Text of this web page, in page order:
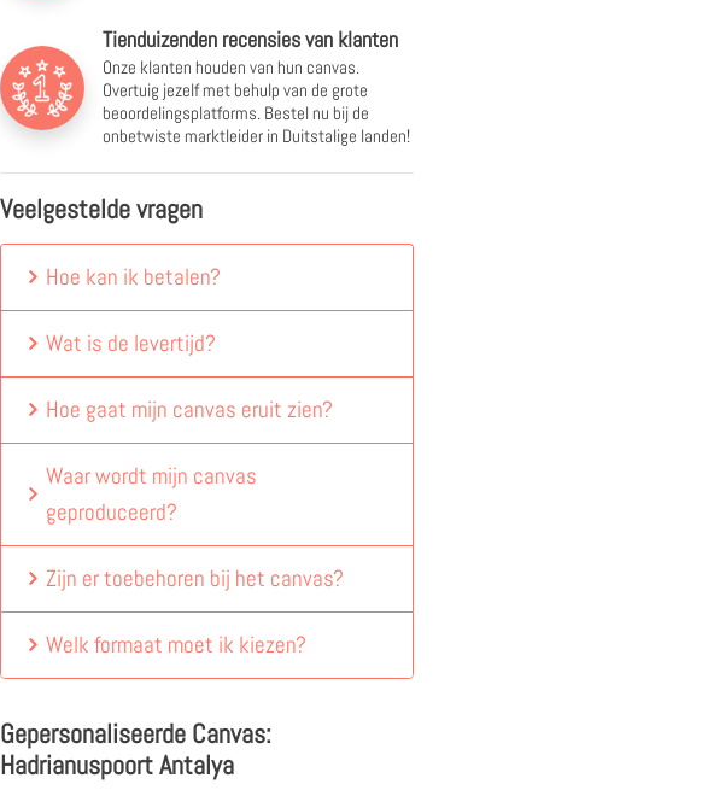
Tienduizenden recensies van klanten
Onze klanten houden van hun canvas.
Overtuig jezelf met behulp van de grote
beoordelingsplatforms. Bestel nu bij de
onbetwiste marktleider in Duitstalige landen!
Veelgestelde vragen
Hoe kan ik betalen?
Wat is de levertijd?
Hoe gaat mijn canvas eruit zien?
Waar wordt mijn canvas
geproduceerd?
Zijn er toebehoren bij het canvas?
Welk formaat moet ik kiezen?
Gepersonaliseerde Canvas:
Hadrianuspoort Antalya